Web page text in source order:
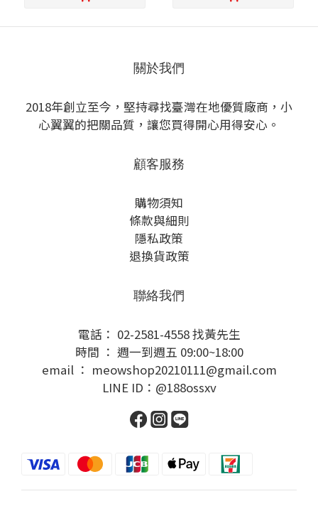
關於我們
2018年創立至今，堅持尋找臺灣在地優質廠商，小
心翼翼的把關品質，讓您買得開心用得安心。
顧客服務
購物須知
條款與細則
隱私政策
退換貨政策
聯絡我們
電話： 02-2581-4558 找黃先生
時間 ： 週一到週五 09:00~18:00
email ： meowshop20210111@gmail.com
LINE ID：@188ossxv